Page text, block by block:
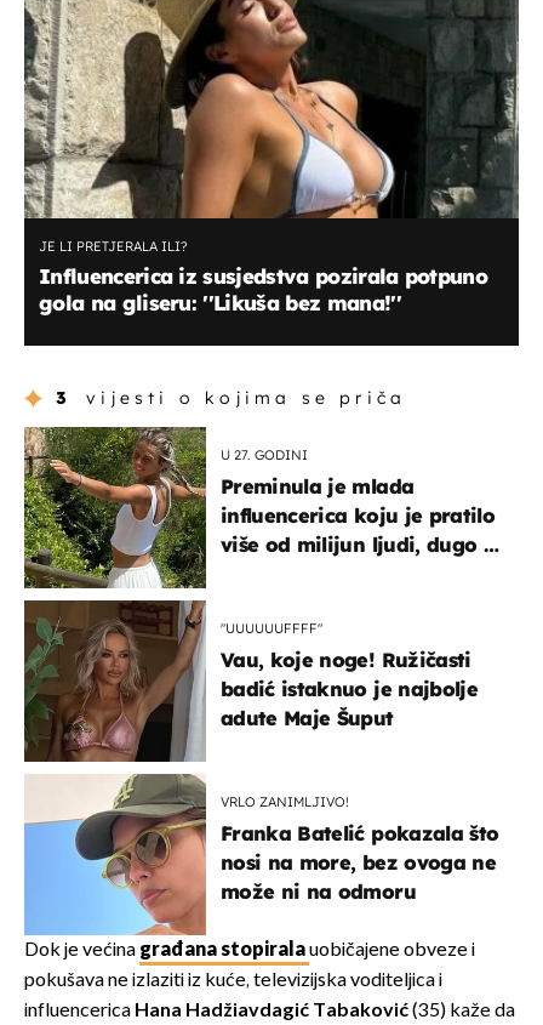
JE LI PRETJERALA ILI?
Influencerica iz susjedstva pozirala potpuno
gola na gliseru: ''Likuša bez mana!''
3 vijesti o kojima se priča
U 27. GODINI
Preminula je mlada
influencerica koju je pratilo
više od milijun ljudi, dugo se
"UUUUUUFFFF"
Vau, koje noge! Ružičasti
badić istaknuo je najbolje
adute Maje Šuput
VRLO ZANIMLJIVO!
Franka Batelić pokazala što
nosi na more, bez ovoga ne
može ni na odmoru
Dok je većina građana stopiralauobičajene obveze i
pokušava ne izlaziti iz kuće, televizijska voditeljica i
influencerica Hana Hadžiavdagić Tabaković(35) kaže da